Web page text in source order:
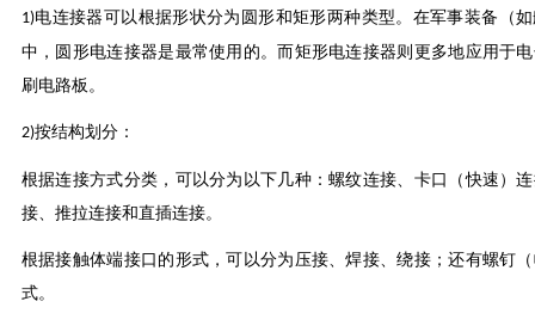
1)电连接器可以根据形状分为圆形和矩形两种类型。在军事装备（
中，圆形电连接器是最常使用的。而矩形电连接器则更多地应用于
刷电路板。
2)按结构划分：
根据连接方式分类，可以分为以下几种：螺纹连接、卡口（快速）
接、推拉连接和直插连接。
根据接触体端接口的形式，可以分为压接、焊接、绕接；还有螺钉
式。